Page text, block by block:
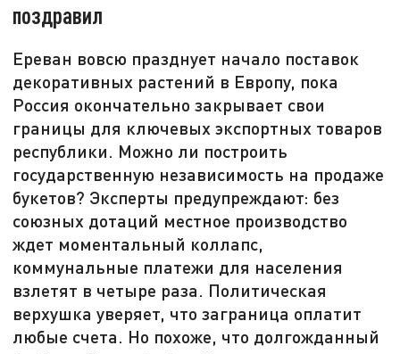
поздравил
Ереван вовсю празднует начало поставок
декоративных растений в Европу, пока
Россия окончательно закрывает свои
границы для ключевых экспортных товаров
республики. Можно ли построить
государственную независимость на продаже
букетов? Эксперты предупреждают: без
союзных дотаций местное производство
ждет моментальный коллапс,
коммунальные платежи для населения
взлетят в четыре раза. Политическая
верхушка уверяет, что заграница оплатит
любые счета. Но похоже, что долгожданный